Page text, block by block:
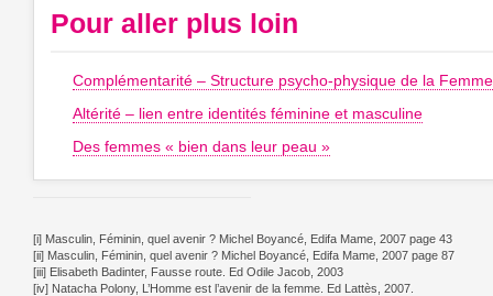
Pour aller plus loin
Complémentarité – Structure psycho-physique de la Femme
Altérité – lien entre identités féminine et masculine
Des femmes « bien dans leur peau »
[i] Masculin, Féminin, quel avenir ? Michel Boyancé, Edifa Mame, 2007 page 43
[ii] Masculin, Féminin, quel avenir ? Michel Boyancé, Edifa Mame, 2007 page 87
[iii] Elisabeth Badinter, Fausse route. Ed Odile Jacob, 2003
[iv] Natacha Polony, L’Homme est l’avenir de la femme. Ed Lattès, 2007.